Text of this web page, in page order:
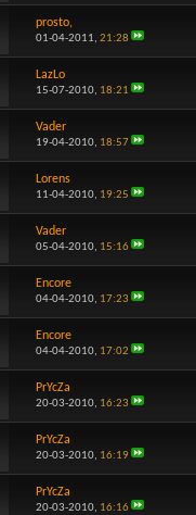
prosto,
01-04-2011, 21:28
LazLo
15-07-2010, 18:21
Vader
19-04-2010, 18:57
Lorens
11-04-2010, 19:25
Vader
05-04-2010, 15:16
Encore
04-04-2010, 17:23
Encore
04-04-2010, 17:02
PrYcZa
20-03-2010, 16:23
PrYcZa
20-03-2010, 16:19
PrYcZa
20-03-2010, 16:16